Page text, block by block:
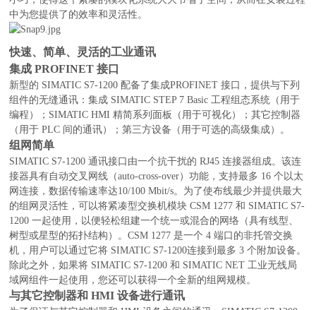
中为您提供了的效率和灵活性。
快速、简单、灵活的工业通讯
集成 PROFINET 接口
新型的 SIMATIC S7-1200 配备了集成PROFINET 接口，提供与下列
组件的无缝通讯：集成 SIMATIC STEP 7 Basic 工程组态系统（用于
编程）；SIMATIC HMI 精简系列面板（用于可视化）；其它控制器
（用于 PLC 间的通讯）；第三方设备（用于可选的高级集成）。
组网简单
SIMATIC S7-1200 通讯接口由一个抗干扰的 RJ45 连接器组成。该连
接器具有自动交叉网线（auto-cross-over）功能，支持最多 16 个以太
网连接，数据传输速率达10/100 Mbit/s。为了使布线最少并提供最大
的组网灵活性，可以将紧凑型交换机模块 CSM 1277 和 SIMATIC S7-
1200 一起使用，以便轻松组建一个统一或混合的网络（具有线型、
树型或星型的拓扑结构）。CSM 1277 是一个 4 端口的非托管交换
机，用户可以通过它将 SIMATIC S7-1200连接到最多 3 个附加设备。
除此之外，如果将 SIMATIC S7-1200 和 SIMATIC NET 工业无线局
域网组件一起使用，您还可以获得一个全新的组网规模。
与其它控制器和 HMI 设备进行通讯